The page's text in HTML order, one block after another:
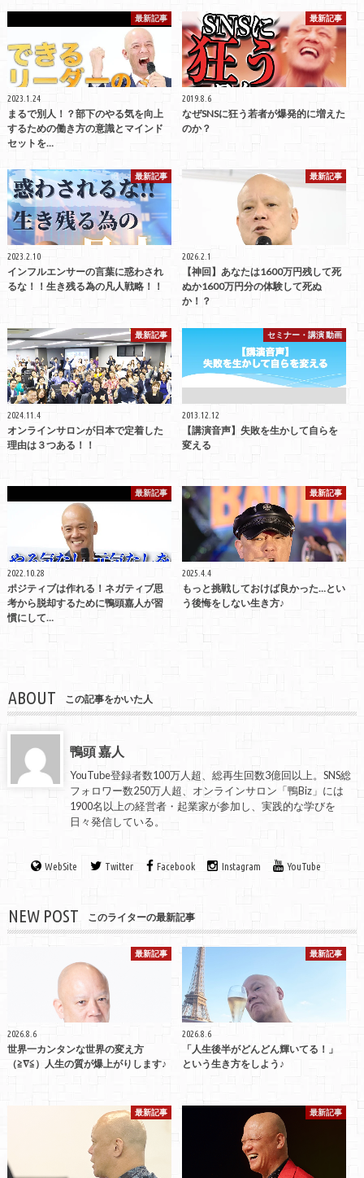
最新記事
2023.1.24
まるで別人！？部下のやる気を向上
するための働き方の意識とマインド
セットを…
最新記事
2019.8.6
なぜSNSに狂う若者が爆発的に増えた
のか？
最新記事
2023.2.10
インフルエンサーの言葉に惑わされ
るな！！生き残る為の凡人戦略！！
最新記事
2026.2.1
【神回】あなたは1600万円残して死
ぬか1600万円分の体験して死ぬ
か！？
最新記事
2024.11.4
オンラインサロンが日本で定着した
理由は３つある！！
セミナー・講演 動画
2013.12.12
【講演音声】失敗を生かして自らを
変える
最新記事
2022.10.28
ポジティブは作れる！ネガティブ思
考から脱却するために鴨頭嘉人が習
慣にして…
最新記事
2025.4.4
もっと挑戦しておけば良かった…とい
う後悔をしない生き方♪
ABOUT この記事をかいた人
鴨頭 嘉人
YouTube登録者数100万人超、総再生回数3億回以上。SNS総
フォロワー数250万人超、オンラインサロン「鴨Biz」には
1900名以上の経営者・起業家が参加し、実践的な学びを
日々発信している。
WebSite Twitter Facebook Instagram YouTube
NEW POST このライターの最新記事
最新記事
2026.8.6
世界一カンタンな世界の変え方
（≧∇≦）人生の質が爆上がりします♪
最新記事
2026.8.6
「人生後半がどんどん輝いてる！」
という生き方をしよう♪
最新記事 最新記事